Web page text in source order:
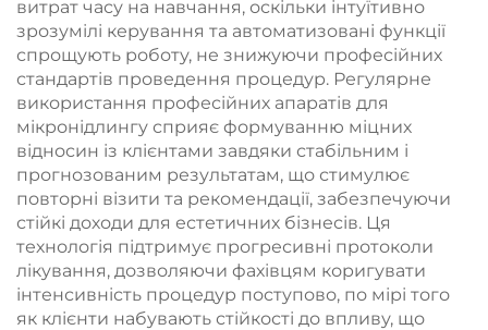
витрат часу на навчання, оскільки інтуїтивно
зрозумілі керування та автоматизовані функції
спрощують роботу, не знижуючи професійних
стандартів проведення процедур. Регулярне
використання професійних апаратів для
мікронідлингу сприяє формуванню міцних
відносин із клієнтами завдяки стабільним і
прогнозованим результатам, що стимулює
повторні візити та рекомендації, забезпечуючи
стійкі доходи для естетичних бізнесів. Ця
технологія підтримує прогресивні протоколи
лікування, дозволяючи фахівцям коригувати
інтенсивність процедур поступово, по мірі того
як клієнти набувають стійкості до впливу, що